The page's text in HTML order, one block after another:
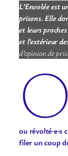
L’Envolée est
prisons. Elle
et leurs
et l’extérieur
d’opinion de
O
ou
filer un coup